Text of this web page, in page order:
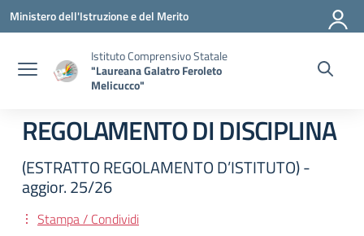
Vai ai contenuti
Vai al menu di navigazione
Vai al footer
Ministero dell'Istruzione e del Merito
Istituto Comprensivo Statale
"Laureana Galatro Feroleto
Melicucco"
REGOLAMENTO DI DISCIPLINA
(ESTRATTO REGOLAMENTO D’ISTITUTO) -
aggior. 25/26
Stampa / Condividi